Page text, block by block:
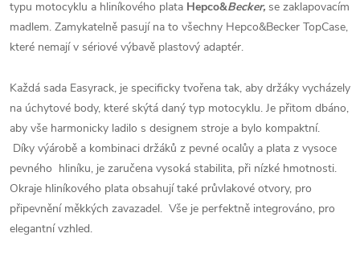
typu motocyklu a hliníkového plata Hepco&Becker, se zaklapovacím
madlem. Zamykatelně pasují na to všechny Hepco&Becker TopCase,
které nemají v sériové výbavě plastový adaptér.
Každá sada Easyrack, je specificky tvořena tak, aby držáky vycházely
na úchytové body, které skýtá daný typ motocyklu. Je přitom dbáno,
aby vše harmonicky ladilo s designem stroje a bylo kompaktní.
Díky výárobě a kombinaci držáků z pevné ocalůy a plata z vysoce
pevného hliníku, je zaručena vysoká stabilita, při nízké hmotnosti.
Okraje hliníkového plata obsahují také průvlakové otvory, pro
připevnění měkkých zavazadel. Vše je perfektně integrováno, pro
elegantní vzhled.